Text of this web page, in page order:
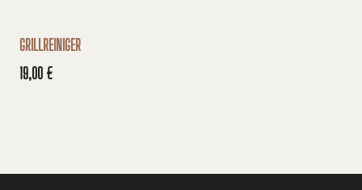
GRILLREINIGER
19,00 €